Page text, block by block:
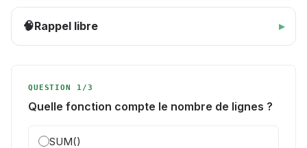
🧠Rappel libre
QUESTION 1/3
Quelle fonction compte le nombre de lignes ?
SUM()